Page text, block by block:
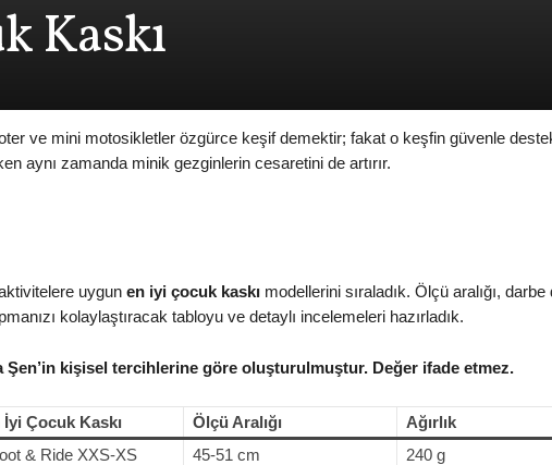
Kaskı
ve mini motosikletler özgürce keşif demektir; fakat o keşfin güvenle
aynı zamanda minik gezginlerin cesaretini de artırır.
uygun en iyi çocuk kaskımodellerini sıraladık. Ölçü aralığı,
kolaylaştıracak tabloyu ve detaylı incelemeleri hazırladık.
kişisel tercihlerine göre oluşturulmuştur. Değer ifade etmez.
İyi Çocuk Kaskı Ölçü Aralığı Ağırlık
& Ride XXS-XS 45-51 cm 240 g